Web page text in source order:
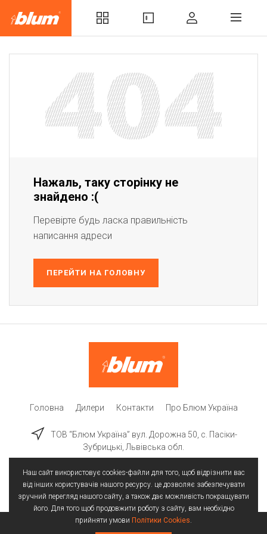
Нажаль, таку сторінку не
знайдено :(
Перевірте будь ласка правильність
написання адреси
ПЕРЕЙТИ НА ГОЛОВНУ
Головна Дилери Контакти Про Блюм Україна
ТОВ “Блюм Україна” вул. Дорожна 50, c. Пасіки-
Зубрицькі, Львівська обл.
Наш сайт використовує cookies-файли для того, щоб відрізнити вас
від інших користувачів нашого ресурсу. це дозволяє забезпечувати
зручний перегляд нашого сайту, а також дає можливість покращувати
його. Для того щоб продовжити роботу з сайту, вам необхідно
прийняти умови Політики Cookies.